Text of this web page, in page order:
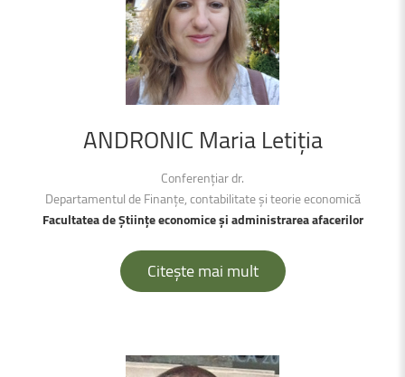
ANDRONIC Maria Letiţia
Conferențiar dr.
Departamentul de Finanțe, contabilitate şi teorie economică
Facultatea de Ştiințe economice şi administrarea afacerilor
Citește mai mult